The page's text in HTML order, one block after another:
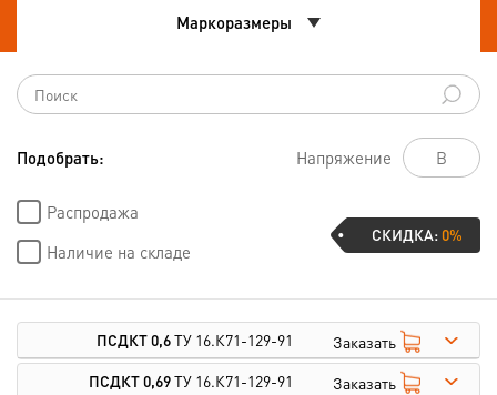
Маркоразмеры
Подобрать: Напряжение
Распродажа
Наличие на складе
СКИДКА:0%
ПСДКТ 0,6ТУ 16.К71-129-91
Заказать
ПСДКТ 0,69ТУ 16.К71-129-91
Заказать